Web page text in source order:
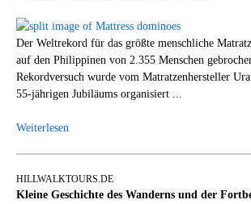
Der Weltrekord für das größte menschliche
auf den Philippinen von 2.355 Menschen
Rekordversuch wurde vom Matratzenhersteller
55-jährigen Jubiläums organisiert ...
Weiterlesen
HILLWALKTOURS.DE
Kleine Geschichte des Wanderns und der